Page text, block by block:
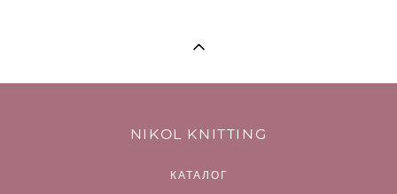
NIKOL KNITTING
КАТАЛОГ